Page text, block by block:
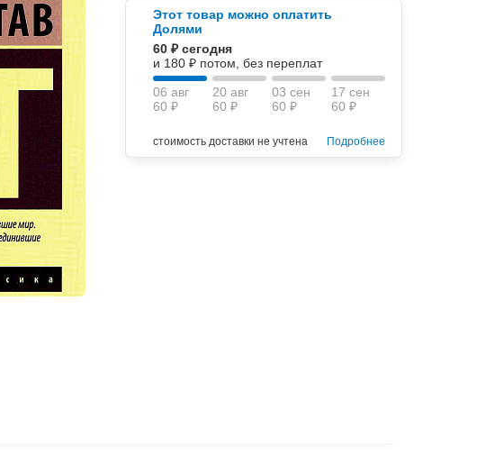
Этот товар можно оплатить
Долями
60 ₽ сегодня
и 180 ₽ потом, без переплат
06 авг
60 ₽
20 авг
60 ₽
03 сен
60 ₽
17 сен
60 ₽
стоимость доставки не учтена Подробнее